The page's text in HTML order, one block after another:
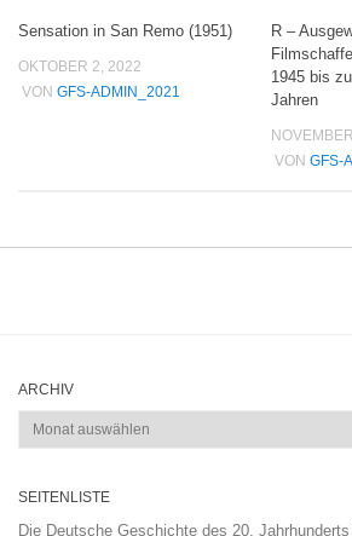
Sensation in San Remo (1951)
OKTOBER 2, 2022
VON GFS-ADMIN_2021
R –
1945 bis
Jahren
VON GFS-
ARCHIV
Archiv
SEITENLISTE
Die Deutsche Geschichte des 20.